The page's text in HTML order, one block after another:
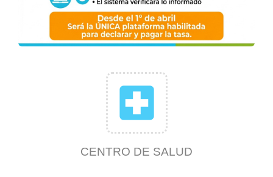
local_hospital
CENTRO DE SALUD